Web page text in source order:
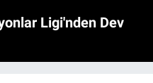
Ligi'nden Dev